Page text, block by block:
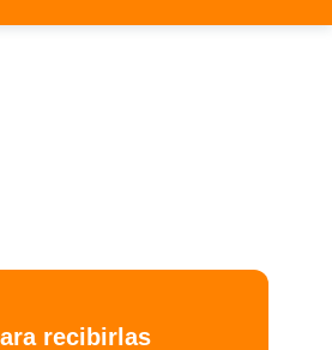
recibirlas